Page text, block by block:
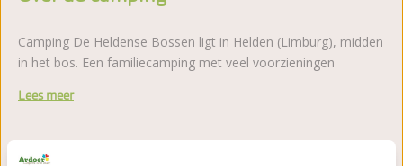
Camping De Heldense Bossen ligt in Helden (Limburg), midden
in het bos. Een familiecamping met veel voorzieningen
Lees meer